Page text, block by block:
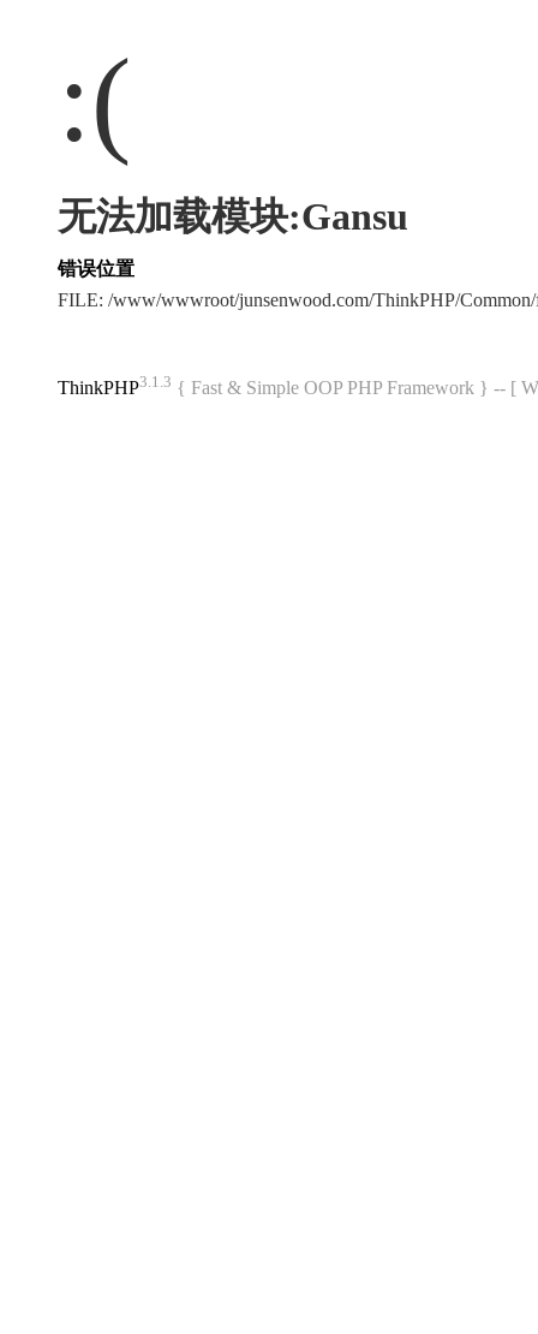
:(
无法加载模块:Gansu
错误位置
FILE: /www/wwwroot/junsenwood.com/ThinkPHP/
ThinkPHP3.1.3 { Fast & Simple OOP PHP Framework } -- [